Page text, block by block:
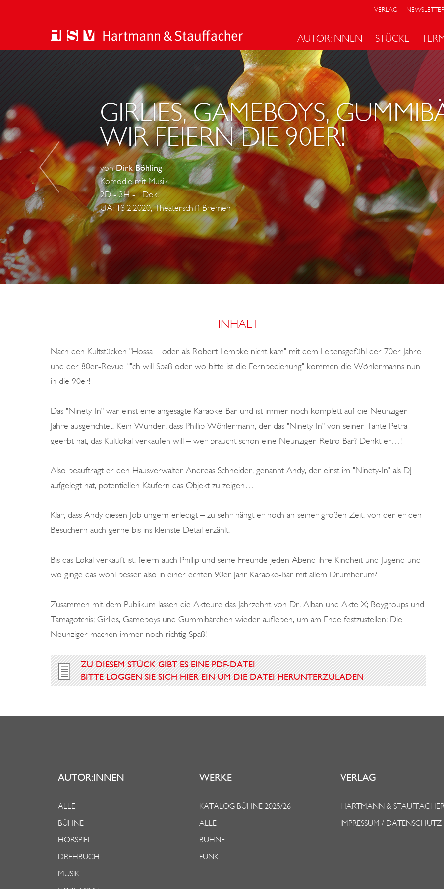
VERLAG
AUTOR:INNEN STÜCKE
S
P
E
N
S
V
N
A
V
I
L
E
GIRLIES, GAMEBOYS,
WIR FEIERN DIE 90ER!
vonDirk Böhling
Komödie mit Musik
2D - 3H - 1Dek.
UA: 13.2.2020, Theaterschiff Bremen
INHALT
Nach den Kultstücken "Hossa – oder als Robert Lembke nicht kam" mit dem Lebensgefühl der 70er Jahre
und der 80er-Revue “"ch will Spaß oder wo bitte ist die Fernbedienung" kommen die Wöhlermanns nun
in die 90er!
Das "Ninety-In" war einst eine angesagte Karaoke-Bar und ist immer noch komplett auf die Neunziger
Jahre ausgerichtet. Kein Wunder, dass Phillip Wöhlermann, der das "Ninety-In" von seiner Tante Petra
geerbt hat, das Kultlokal verkaufen will – wer braucht schon eine Neunziger-Retro Bar? Denkt er…!
Also beauftragt er den Hausverwalter Andreas Schneider, genannt Andy, der einst im "Ninety-In" als DJ
aufgelegt hat, potentiellen Käufern das Objekt zu zeigen…
Klar, dass Andy diesen Job ungern erledigt – zu sehr hängt er noch an seiner großen Zeit, von der er den
Besuchern auch gerne bis ins kleinste Detail erzählt.
Bis das Lokal verkauft ist, feiern auch Phillip und seine Freunde jeden Abend ihre Kindheit und Jugend und
wo ginge das wohl besser also in einer echten 90er Jahr Karaoke-Bar mit allem Drumherum?
Zusammen mit dem Publikum lassen die Akteure das Jahrzehnt von Dr. Alban und Akte X; Boygroups und
Tamagotchis; Girlies, Gameboys und Gummibärchen wieder aufleben, um am Ende festzustellen: Die
Neunziger machen immer noch richtig Spaß!
ZU DIESEM STÜCK GIBT ES EINE PDF-DATEI
BITTE LOGGEN SIE SICH HIER EIN UM DIE DATEI HERUNTERZULADEN
AUTOR:INNEN
ALLE
BÜHNE
HÖRSPIEL
DREHBUCH
MUSIK
WERKE
KATALOG BÜHNE 2025/26
ALLE
BÜHNE
FUNK
VERLAG
HARTMANN & STAUFFACHER
IMPRESSUM / DATENSCHUTZ